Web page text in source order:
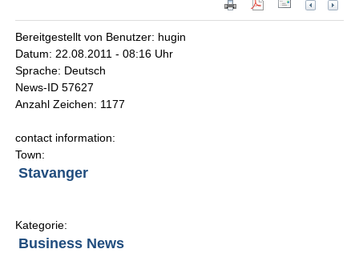
Bereitgestellt von Benutzer: hugin
Datum: 22.08.2011 - 08:16 Uhr
Sprache: Deutsch
News-ID 57627
Anzahl Zeichen: 1177
contact information:
Town:
Stavanger
Kategorie:
Business News